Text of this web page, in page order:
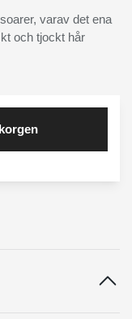
varav det ena
och tjockt hår